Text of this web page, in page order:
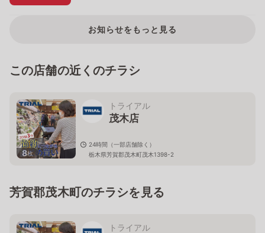
お知らせをもっと見る
この店舗の近くのチラシ
8枚
トライアル
茂木店
24時間（一部店舗除く）
栃木県芳賀郡茂木町茂木1398-2
芳賀郡茂木町のチラシを見る
トライアル